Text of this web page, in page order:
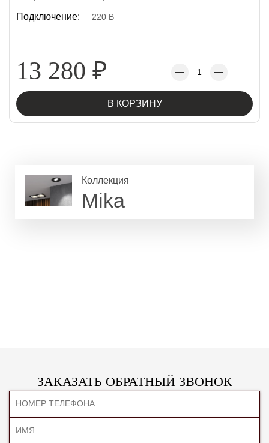
Подключение: 220 В
13 280 ₽
В КОРЗИНУ
Коллекция
Mika
ЗАКАЗАТЬ ОБРАТНЫЙ ЗВОНОК